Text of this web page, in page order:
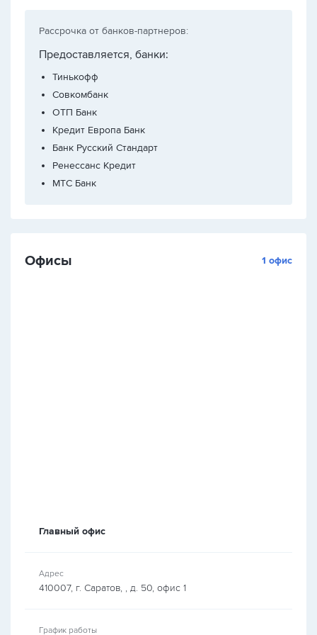
Рассрочка от банков-партнеров:
Предоставляется, банки:
Тинькофф
Совкомбанк
ОТП Банк
Кредит Европа Банк
Банк Русский Стандарт
Ренессанс Кредит
МТС Банк
Офисы 1 офис
Главный офис
Адрес
410007, г. Саратов, , д. 50, офис 1
График работы